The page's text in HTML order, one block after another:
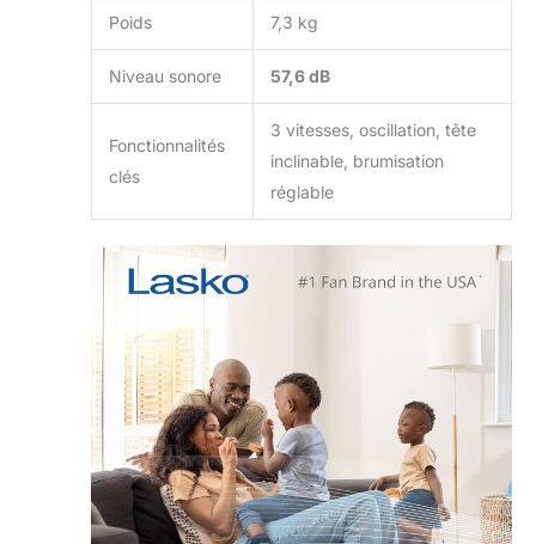
Poids 7,3 kg
Niveau sonore 57,6 dB
Fonctionnalités
clés
3 vitesses, oscillation, tête
inclinable, brumisation
réglable